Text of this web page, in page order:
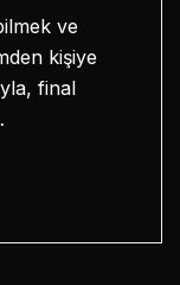
ve
kişiye
final